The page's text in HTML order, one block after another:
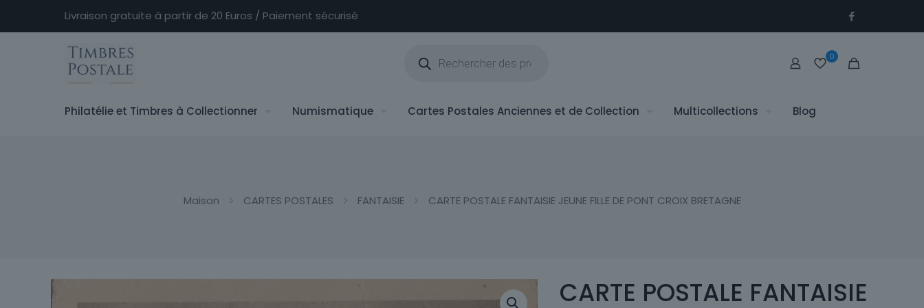
Livraison gratuite à partir de 20 Euros / Paiement sécurisé
produits
0
Philatélie et Timbres à Collectionner Numismatique Cartes Postales Anciennes et de Collection Multicollections Blog
Maison CARTES POSTALES FANTAISIE CARTE POSTALE FANTAISIE JEUNE FILLE DE PONT CROIX BRETAGNE
CARTE POSTALE FANTAISIE